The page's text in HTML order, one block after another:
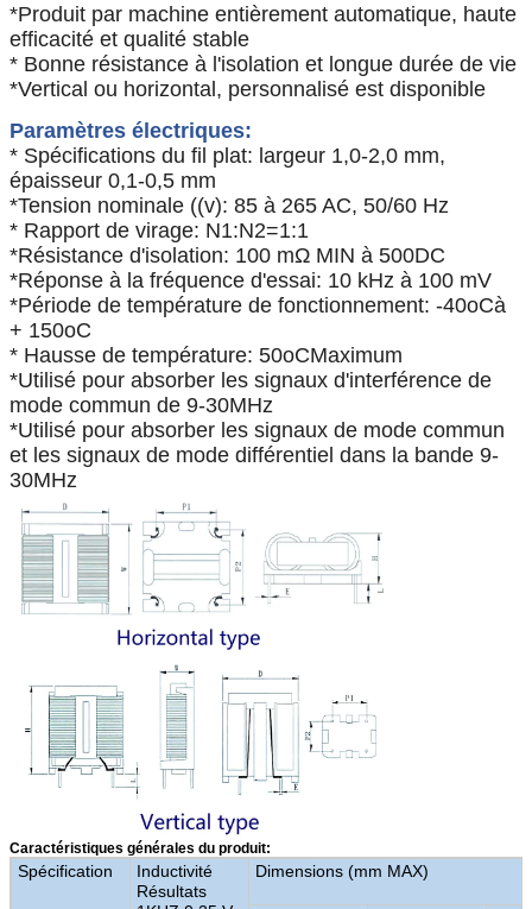
*Produit par machine entièrement automatique, haute
efficacité et qualité stable
* Bonne résistance à l'isolation et longue durée de vie
*Vertical ou horizontal, personnalisé est disponible
Paramètres électriques:
* Spécifications du fil plat: largeur 1,0-2,0 mm,
épaisseur 0,1-0,5 mm
*Tension nominale ((v): 85 à 265 AC, 50/60 Hz
* Rapport de virage: N1:N2=1:1
*Résistance d'isolation: 100 mΩ MIN à 500DC
*Réponse à la fréquence d'essai: 10 kHz à 100 mV
*Période de température de fonctionnement: -40oCà
+ 150oC
* Hausse de température: 50oCMaximum
*Utilisé pour absorber les signaux d'interférence de
mode commun de 9-30MHz
*Utilisé pour absorber les signaux de mode commun
et les signaux de mode différentiel dans la bande 9-
30MHz
Caractéristiques générales du produit:
Spécification
Inductivité
Résultats
Dimensions (mm MAX)